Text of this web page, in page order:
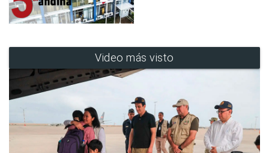
Video más visto